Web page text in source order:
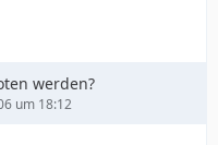
Gegengleis mit
halben Stunde
werden?
um 18:12